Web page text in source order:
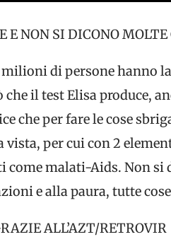
E NON SI DICONO
di persone hanno
il test Elisa produce,
che per fare le cose
per cui con 2
come malati-Aids. Non
e alla paura, tutte
ALL’AZT/RETROVIR